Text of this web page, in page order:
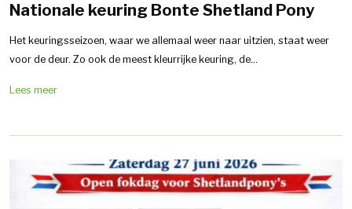
Nationale keuring Bonte Shetland Pony
Het keuringsseizoen, waar we allemaal weer naar uitzien, staat weer
voor de deur. Zo ook de meest kleurrijke keuring, de...
Lees meer